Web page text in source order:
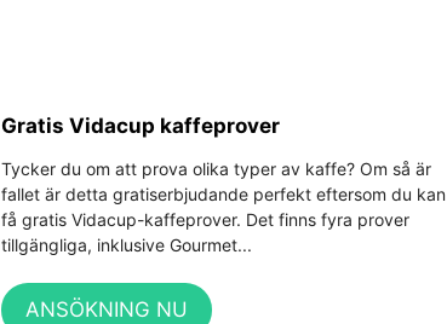
Gratis Vidacup kaffeprover
Tycker du om att prova olika typer av kaffe? Om så är
fallet är detta gratiserbjudande perfekt eftersom du kan
få gratis Vidacup-kaffeprover. Det finns fyra prover
tillgängliga, inklusive Gourmet...
ANSÖKNING NU